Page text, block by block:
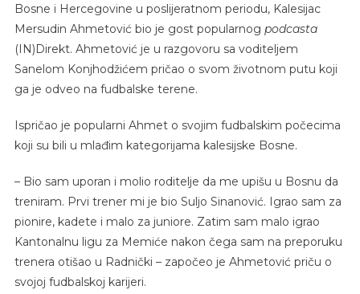
Bosne i Hercegovine u poslijeratnom periodu, Kalesijac
Mersudin Ahmetović bio je gost popularnog podcasta
(IN)Direkt. Ahmetović je u razgovoru sa voditeljem
Sanelom Konjhodžićem pričao o svom životnom putu koji
ga je odveo na fudbalske terene.
Ispričao je popularni Ahmet o svojim fudbalskim počecima
koji su bili u mlađim kategorijama kalesijske Bosne.
– Bio sam uporan i molio roditelje da me upišu u Bosnu da
treniram. Prvi trener mi je bio Suljo Sinanović. Igrao sam za
pionire, kadete i malo za juniore. Zatim sam malo igrao
Kantonalnu ligu za Memiće nakon čega sam na preporuku
trenera otišao u Radnički – započeo je Ahmetović priču o
svojoj fudbalskoj karijeri.